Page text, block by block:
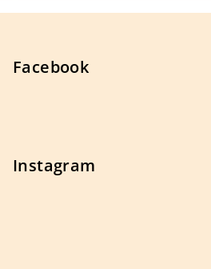
Facebook
Instagram